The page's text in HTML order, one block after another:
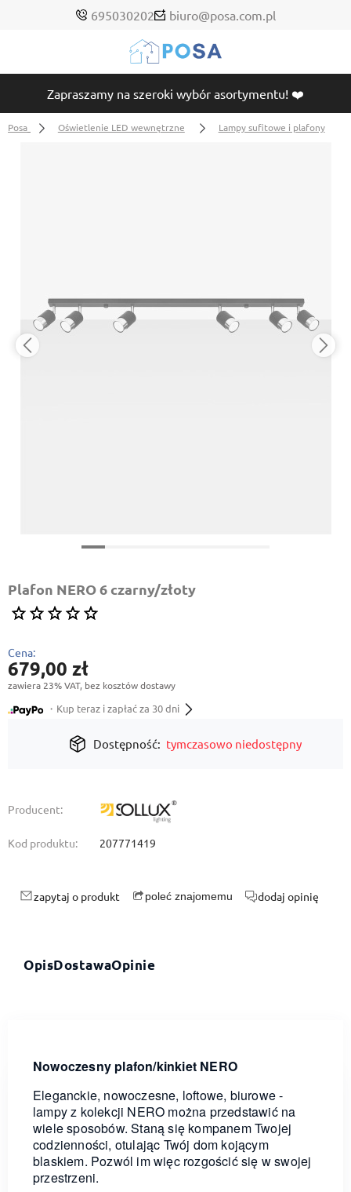
695030202 biuro@posa.com.pl
Zapraszamy na szeroki wybór asortymentu! ❤️
Posa Oświetlenie LED wewnętrzne Lampy sufitowe i plafony
Plafon NERO 6 czarny/złoty
Cena:
679,00 zł
zawiera 23% VAT, bez kosztów dostawy
・Kup teraz i zapłać za 30 dni
Dostępność: tymczasowo niedostępny
Producent:
Kod produktu: 207771419
zapytaj o produkt poleć znajomemu dodaj opinię
OpisDostawaOpinie
Nowoczesny plafon/kinkiet NERO
Eleganckie, nowoczesne, loftowe, biurowe -
lampy z kolekcji NERO można przedstawić na
wiele sposobów. Staną się kompanem Twojej
codzienności, otulając Twój dom kojącym
blaskiem. Pozwól im więc rozgościć się w swojej
przestrzeni.